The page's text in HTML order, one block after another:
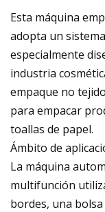
Esta máquina
adopta un
especialmente
industria
empaque no
para empacar
toallas de papel.
Ámbito de
La máquina
multifunción
bordes, una